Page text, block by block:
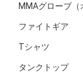
MMAグローブ（
ファイトギア
Tシャツ
タンクトップ